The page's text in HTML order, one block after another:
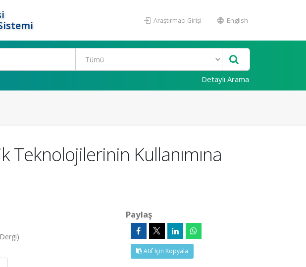
Araştırmacı Girişi English
Detaylı Arama
Teknolojilerinin Kullanımına
Paylaş
Atıf İçin Kopyala